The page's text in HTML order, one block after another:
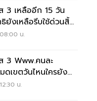
วัน
ธิยังเหลือรีบใช้ด่วนสิ้น
น.
3 Www.คนละ
เขตวันไหนใครยัง
ช้ด่วน
น.